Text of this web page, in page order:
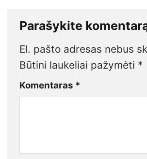
Parašykite
El. pašto adresas nebus
Būtini laukeliai pažymėti *
Komentaras *